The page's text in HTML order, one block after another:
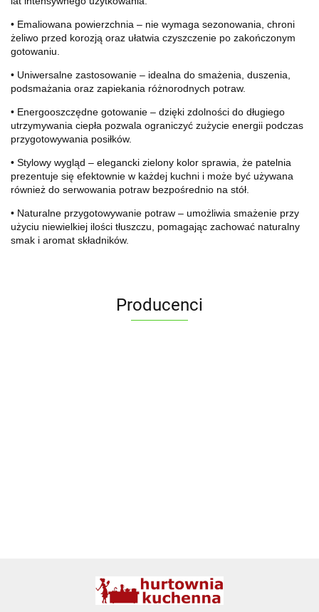
• Emaliowana powierzchnia – nie wymaga sezonowania, chroni
żeliwo przed korozją oraz ułatwia czyszczenie po zakończonym
gotowaniu.
• Uniwersalne zastosowanie – idealna do smażenia, duszenia,
podsmażania oraz zapiekania różnorodnych potraw.
• Energooszczędne gotowanie – dzięki zdolności do długiego
utrzymywania ciepła pozwala ograniczyć zużycie energii podczas
przygotowywania posiłków.
• Stylowy wygląd – elegancki zielony kolor sprawia, że patelnia
prezentuje się efektownie w każdej kuchni i może być używana
również do serwowania potraw bezpośrednio na stół.
• Naturalne przygotowywanie potraw – umożliwia smażenie przy
użyciu niewielkiej ilości tłuszczu, pomagając zachować naturalny
smak i aromat składników.
Producenci